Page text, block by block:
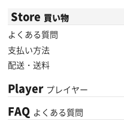
Store 買い物
よくある質問
支払い方法
配送・送料
Player プレイヤー
FAQ よくある質問